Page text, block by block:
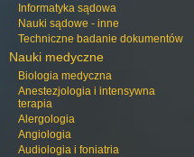
Informatyka sądowa
Nauki sądowe - inne
Techniczne badanie dokumentów
Nauki medyczne
Biologia medyczna
Anestezjologia i intensywna
terapia
Alergologia
Angiologia
Audiologia i foniatria